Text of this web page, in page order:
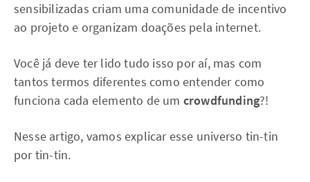
sensibilizadas criam uma comunidade de incentivo
ao projeto e organizam doações pela internet.
Você já deve ter lido tudo isso por aí, mas com
tantos termos diferentes como entender como
funciona cada elemento de um crowdfunding?!
Nesse artigo, vamos explicar esse universo tin-tin
por tin-tin.